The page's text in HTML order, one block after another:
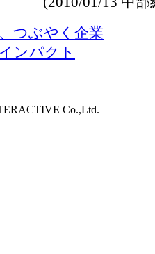
つぶやく企業
ンパクト
Co.,Ltd.